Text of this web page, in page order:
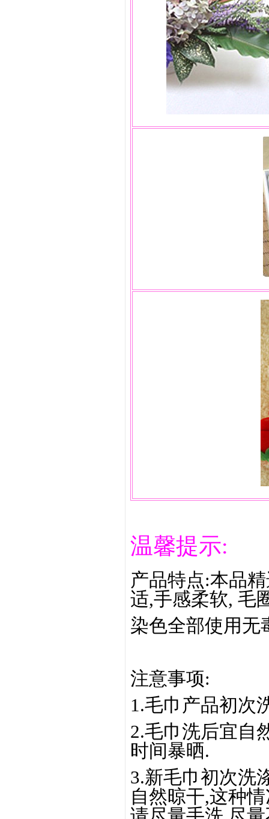
温馨提示:
产品特点:本品
适,手感柔软, 毛
染色全部使用无
注意事项:
1.毛巾产品初次
2.毛巾洗后宜自
时间暴晒.
3.新毛巾初次洗
自然晾干,这种